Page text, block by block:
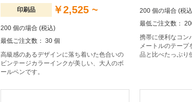
印刷品 ￥2,525 ~
200 個の場合 (税込)
最低ご注文数： 30 個
高級感のあるデザインに落ち着いた色合いの
ビンテージカラーインクが美しい、大人のボ
ールペンです。
200 個の場合 (税
最低ご注文数：
携帯に便利なコン
メートルのテープ
品と比べたっぷり
かりと紙面にフィ
心配はありません